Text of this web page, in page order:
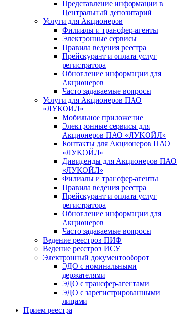
Представление информации в
Центральный депозитарий
Услуги для Акционеров
Филиалы и трансфер-агенты
Электронные сервисы
Правила ведения реестра
Прейскурант и оплата услуг
регистратора
Обновление информации для
Акционеров
Часто задаваемые вопросы
Услуги для Акционеров ПАО
«ЛУКОЙЛ»
Мобильное приложение
Электронные сервисы для
Акционеров ПАО «ЛУKOЙЛ»
Контакты для Акционеров ПАО
«ЛУKOЙЛ»
Дивиденды для Акционеров ПАО
«ЛУKOЙЛ»
Филиалы и трансфер-агенты
Правила ведения реестра
Прейскурант и оплата услуг
регистратора
Обновление информации для
Акционеров
Часто задаваемые вопросы
Ведение реестров ПИФ
Ведение реестров ИСУ
Электронный документооборот
ЭДО с номинальными
держателями
ЭДО с трансфер-агентами
ЭДО с зарегистрированными
лицами
Прием реестра